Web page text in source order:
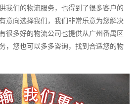
我们的物流服务，也得到了很多客户的
意向选择我们，我们非常乐意为您解决
很多好的物流公司也提供从广州番禺区
，您也可以多多咨询，找到合适您的物